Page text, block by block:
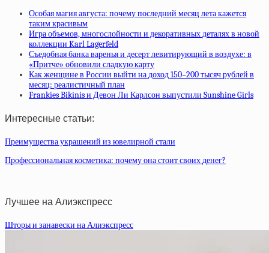
Особая магия августа: почему последний месяц лета кажется
таким красивым
Игра объемов, многослойности и декоративных деталях в новой
коллекции Karl Lagerfeld
Съедобная банка варенья и десерт левитирующий в воздухе: в
«Притче» обновили сладкую карту
Как женщине в России выйти на доход 150–200 тысяч рублей в
месяц: реалистичный план
Frankies Bikinis и Девон Ли Карлсон выпустили Sunshine Girls
Интересные статьи:
Преимущества украшений из ювелирной стали
Профессиональная косметика: почему она стоит своих денег?
Лучшее на Алиэкспресс
Шторы и занавески на Алиэкспресс